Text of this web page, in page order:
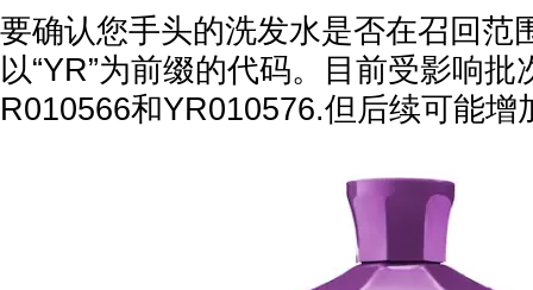
要确认您手头的洗发水是否在召回范
以“YR”为前缀的代码。目前受影响
R010566和YR010576.但后续可能增